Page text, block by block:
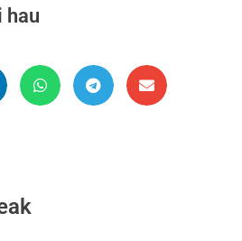
hau